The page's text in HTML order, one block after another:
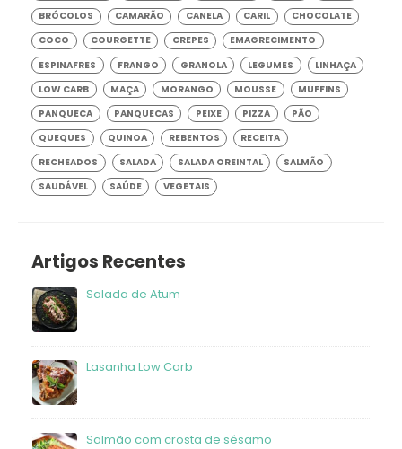
BRÓCOLOS
CAMARÃO CANELA CARIL
CHOCOLATE
COCO
COURGETTE CREPES
EMAGRECIMENTO
ESPINAFRES
FRANGO GRANOLA LEGUMES
LINHAÇA
LOW CARB
MAÇA MORANGO MOUSSE
MUFFINS
PANQUECA
PANQUECAS PEIXE PIZZA
PÃO
QUEQUES
QUINOA REBENTOS
RECEITA
RECHEADOS
SALADA SALADA OREINTAL
SALMÃO
SAUDÁVEL
SAÚDE VEGETAIS
Artigos Recentes
Salada de Atum
Lasanha Low Carb
Salmão com crosta de sésamo